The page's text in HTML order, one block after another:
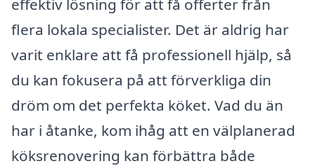
effektiv lösning för att få offerter från
flera lokala specialister. Det är aldrig har
varit enklare att få professionell hjälp, så
du kan fokusera på att förverkliga din
dröm om det perfekta köket. Vad du än
har i åtanke, kom ihåg att en välplanerad
köksrenovering kan förbättra både